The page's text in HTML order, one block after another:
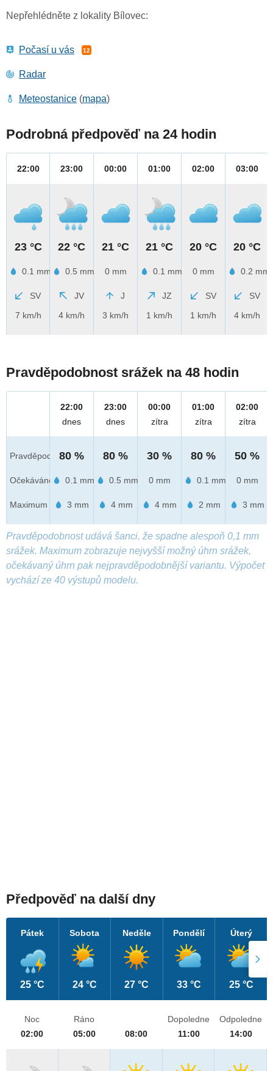
Nepřehlédněte z lokality Bílovec:
Počasí u vás 12
Radar
Meteostanice (mapa)
Podrobná předpověď na 24 hodin
22:00
23 °C
0.1 mm
SV
7 km/h
23:00
22 °C
0.5 mm
JV
4 km/h
00:00
21 °C
0 mm
J
3 km/h
01:00
21 °C
0.1 mm
JZ
1 km/h
02:00
20 °C
0 mm
SV
1 km/h
03:00
20 °C
0.2 mm
SV
4 km/h
Pravděpodobnost srážek na 48 hodin
Pravděpod.
Očekáváno
Maximum
22:00
dnes
80 %
0.1 mm
3 mm
23:00
dnes
80 %
0.5 mm
4 mm
00:00
zítra
30 %
0 mm
4 mm
01:00
zítra
80 %
0.1 mm
2 mm
02:00
zítra
50 %
0 mm
3 mm
Pravděpodobnost udává šanci, že spadne alespoň 0,1 mm
srážek. Maximum zobrazuje nejvyšší možný úhrn srážek,
očekávaný úhrn pak nejpravděpodobnější variantu. Výpočet
vychází ze 40 výstupů modelu.
Předpověď na další dny
Pátek
25 °C
Sobota
24 °C
Neděle
27 °C
Pondělí
33 °C
Úterý
25 °C
Noc
02:00
Ráno
05:00
08:00
Dopoledne
11:00
Odpoledne
14:00